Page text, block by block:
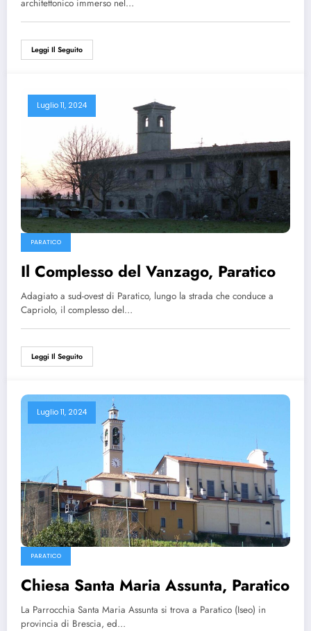
architettonico immerso nel…
Leggi Il Seguito
Luglio 11, 2024
PARATICO
Il Complesso del Vanzago, Paratico
Adagiato a sud-ovest di Paratico, lungo la strada che conduce a
Capriolo, il complesso del…
Leggi Il Seguito
Luglio 11, 2024
PARATICO
Chiesa Santa Maria Assunta, Paratico
La Parrocchia Santa Maria Assunta si trova a Paratico (Iseo) in
provincia di Brescia, ed…